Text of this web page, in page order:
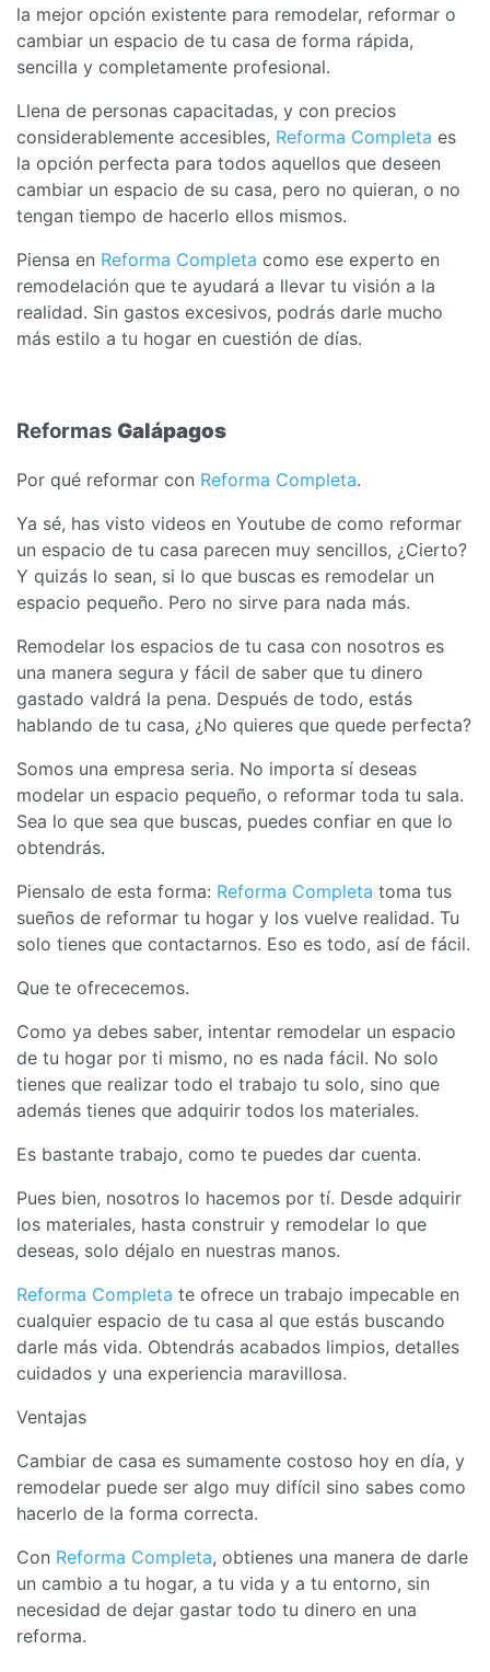
la mejor opción existente para remodelar, reformar o
cambiar un espacio de tu casa de forma rápida,
sencilla y completamente profesional.
Llena de personas capacitadas, y con precios
considerablemente accesibles, Reforma Completa es
la opción perfecta para todos aquellos que deseen
cambiar un espacio de su casa, pero no quieran, o no
tengan tiempo de hacerlo ellos mismos.
Piensa en Reforma Completa como ese experto en
remodelación que te ayudará a llevar tu visión a la
realidad. Sin gastos excesivos, podrás darle mucho
más estilo a tu hogar en cuestión de días.
Reformas Galápagos
Por qué reformar con Reforma Completa.
Ya sé, has visto videos en Youtube de como reformar
un espacio de tu casa parecen muy sencillos, ¿Cierto?
Y quizás lo sean, si lo que buscas es remodelar un
espacio pequeño. Pero no sirve para nada más.
Remodelar los espacios de tu casa con nosotros es
una manera segura y fácil de saber que tu dinero
gastado valdrá la pena. Después de todo, estás
hablando de tu casa, ¿No quieres que quede perfecta?
Somos una empresa seria. No importa sí deseas
modelar un espacio pequeño, o reformar toda tu sala.
Sea lo que sea que buscas, puedes confiar en que lo
obtendrás.
Piensalo de esta forma: Reforma Completa toma tus
sueños de reformar tu hogar y los vuelve realidad. Tu
solo tienes que contactarnos. Eso es todo, así de fácil.
Que te ofrececemos.
Como ya debes saber, intentar remodelar un espacio
de tu hogar por ti mismo, no es nada fácil. No solo
tienes que realizar todo el trabajo tu solo, sino que
además tienes que adquirir todos los materiales.
Es bastante trabajo, como te puedes dar cuenta.
Pues bien, nosotros lo hacemos por tí. Desde adquirir
los materiales, hasta construir y remodelar lo que
deseas, solo déjalo en nuestras manos.
Reforma Completa te ofrece un trabajo impecable en
cualquier espacio de tu casa al que estás buscando
darle más vida. Obtendrás acabados limpios, detalles
cuidados y una experiencia maravillosa.
Ventajas
Cambiar de casa es sumamente costoso hoy en día, y
remodelar puede ser algo muy difícil sino sabes como
hacerlo de la forma correcta.
Con Reforma Completa, obtienes una manera de darle
un cambio a tu hogar, a tu vida y a tu entorno, sin
necesidad de dejar gastar todo tu dinero en una
reforma.